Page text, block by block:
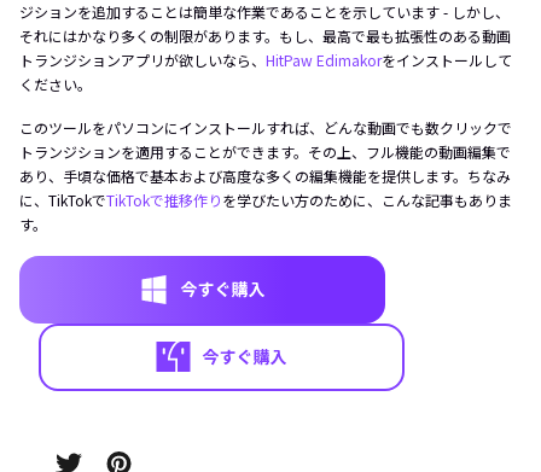
ジションを追加することは簡単な作業であることを示しています - しかし、
それにはかなり多くの制限があります。もし、最高で最も拡張性のある動画
トランジションアプリが欲しいなら、 HitPaw Edimakorをインストールして
ください。
このツールをパソコンにインストールすれば、どんな動画でも数クリックで
トランジションを適用することができます。その上、フル機能の動画編集で
あり、手頃な価格で基本および高度な多くの編集機能を提供します。ちなみ
に、TikTokでTikTokで推移作りを学びたい方のために、こんな記事もありま
す。